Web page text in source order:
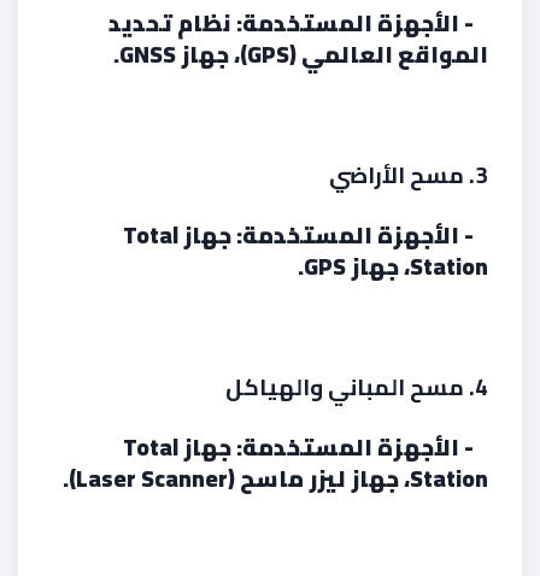
- الأجهزة المستخدمة: نظام تحديد
المواقع العالمي (GPS)، جهاز GNSS.
3. مسح الأراضي
- الأجهزة المستخدمة: جهاز Total
Station، جهاز GPS.
4. مسح المباني والهياكل
- الأجهزة المستخدمة: جهاز Total
Station، جهاز ليزر ماسح (Laser Scanner).